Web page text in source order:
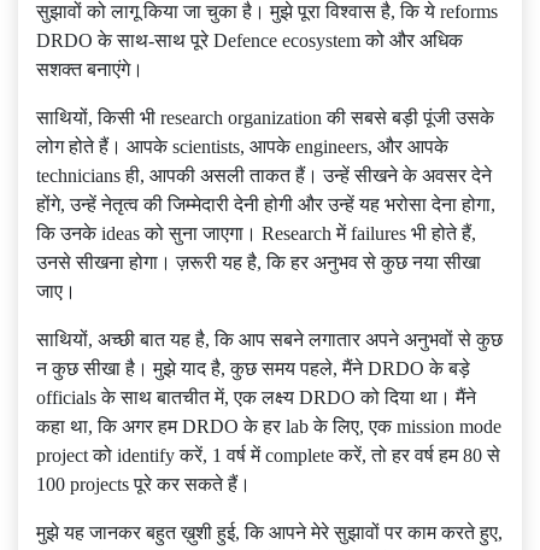
सुझावों को लागू किया जा चुका है। मुझे पूरा विश्वास है, कि ये reforms
DRDO के साथ-साथ पूरे Defence ecosystem को और अधिक
सशक्त बनाएंगे।
साथियों, किसी भी research organization की सबसे बड़ी पूंजी उसके
लोग होते हैं। आपके scientists, आपके engineers, और आपके
technicians ही, आपकी असली ताकत हैं। उन्हें सीखने के अवसर देने
होंगे, उन्हें नेतृत्व की जिम्मेदारी देनी होगी और उन्हें यह भरोसा देना होगा,
कि उनके ideas को सुना जाएगा। Research में failures भी होते हैं,
उनसे सीखना होगा। ज़रूरी यह है, कि हर अनुभव से कुछ नया सीखा
जाए।
साथियों, अच्छी बात यह है, कि आप सबने लगातार अपने अनुभवों से कुछ
न कुछ सीखा है। मुझे याद है, कुछ समय पहले, मैंने DRDO के बड़े
officials के साथ बातचीत में, एक लक्ष्य DRDO को दिया था। मैंने
कहा था, कि अगर हम DRDO के हर lab के लिए, एक mission mode
project को identify करें, 1 वर्ष में complete करें, तो हर वर्ष हम 80 से
100 projects पूरे कर सकते हैं।
मुझे यह जानकर बहुत ख़ुशी हुई, कि आपने मेरे सुझावों पर काम करते हुए,